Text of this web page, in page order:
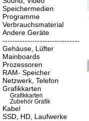
Speichermedien
Programme
Verbrauchsmaterial
Andere Geräte
-------------------------------
Gehäuse, Lüfter
Mainboards
Prozessoren
RAM- Speicher
Netzwerk, Telefon
Grafikkarten
Grafikkarten
Zubehör Grafik
Kabel
SSD, HD, Laufwerke